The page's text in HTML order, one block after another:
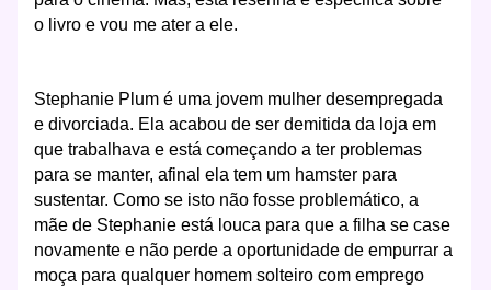
o livro e vou me ater a ele.
Stephanie Plum é uma jovem mulher desempregada
e divorciada. Ela acabou de ser demitida da loja em
que trabalhava e está começando a ter problemas
para se manter, afinal ela tem um hamster para
sustentar. Como se isto não fosse problemático, a
mãe de Stephanie está louca para que a filha se case
novamente e não perde a oportunidade de empurrar a
moça para qualquer homem solteiro com emprego